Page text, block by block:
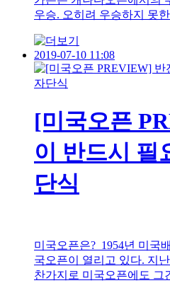
우승. 오히려 우승하지 못
2019-07-10 11:08
[미국오픈
이 반드시 필
단식
미국오픈은? 1954년 미국
국오픈이 열리고 있다. 지
찬가지로 미국오픈에도 그